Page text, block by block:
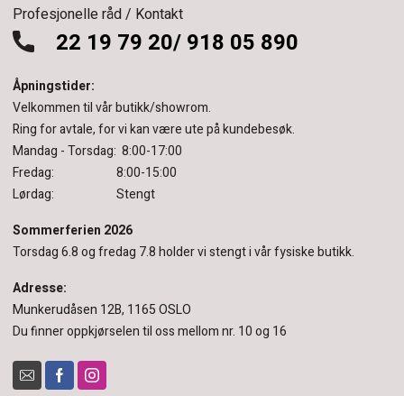
Profesjonelle råd / Kontakt
22 19 79 20/ 918 05 890
Åpningstider:
Velkommen til vår butikk/showrom.
Ring for avtale, for vi kan være ute på kundebesøk.
Mandag - Torsdag: 8:00-17:00
Fredag: 8:00-15:00
Lørdag: Stengt
Sommerferien 2026
Torsdag 6.8 og fredag 7.8 holder vi stengt i vår fysiske butikk.
Adresse:
Munkerudåsen 12B, 1165 OSLO
Du finner oppkjørselen til oss mellom nr. 10 og 16